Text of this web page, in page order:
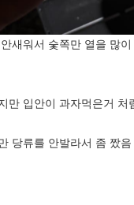
새워서 숯쪽만 열을 많
만 입안이 과자먹은거 처
당류를 안발라서 좀 짰음